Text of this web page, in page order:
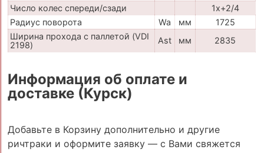
Число колес спереди/сзади
1x+2/4
Радиус поворота
Wa мм
1725
Ширина прохода с паллетой (VDI
2198)
Ast мм 2835
Информация об оплате и
доставке (Курск)
Добавьте в Корзину дополнительно и другие
ричтраки и оформите заявку — с Вами свяжется